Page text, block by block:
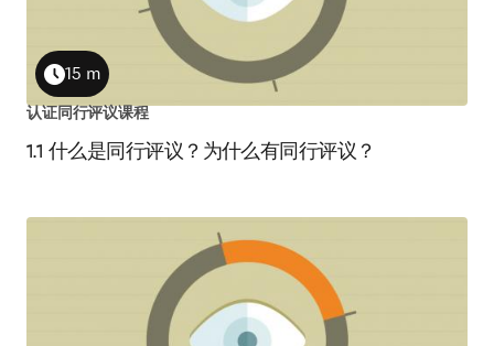
1.1 什么是同行评议？为什么有同行评议？
Duration
15 m
认证同行评议课程